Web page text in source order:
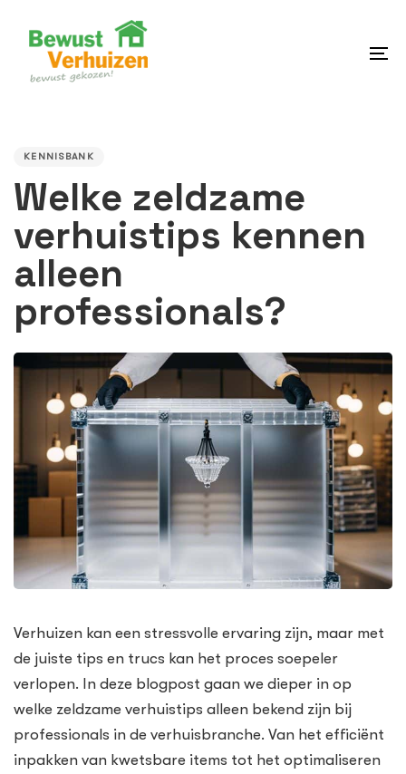
content
KENNISBANK
Welke zeldzame
verhuistips kennen
alleen
professionals?
Verhuizen kan een stressvolle ervaring zijn, maar met
de juiste tips en trucs kan het proces soepeler
verlopen. In deze blogpost gaan we dieper in op
welke zeldzame verhuistips alleen bekend zijn bij
professionals in de verhuisbranche. Van het efficiënt
inpakken van kwetsbare items tot het optimaliseren